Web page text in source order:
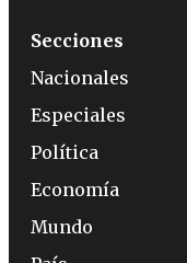
Secciones
Nacionales
Especiales
Política
Economía
Mundo